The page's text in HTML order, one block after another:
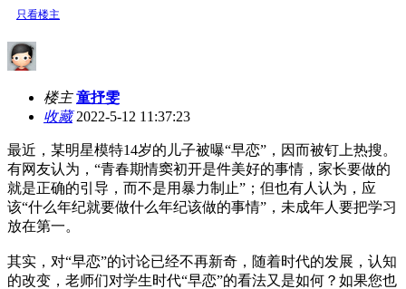
只看楼主
楼主 童抒雯
收藏2022-5-12 11:37:23
最近，某明星模特14岁的儿子被曝“早恋”，因而被钉上热搜。
有网友认为，“青春期情窦初开是件美好的事情，家长要做的
就是正确的引导，而不是用暴力制止”；但也有人认为，应
该“什么年纪就要做什么年纪该做的事情”，未成年人要把学习
放在第一。
其实，对“早恋”的讨论已经不再新奇，随着时代的发展，认知
的改变，老师们对学生时代“早恋”的看法又是如何？如果您也